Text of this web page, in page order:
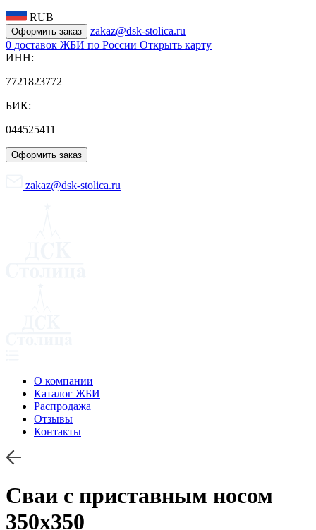
RUB
Оформить заказ
zakaz@dsk-stolica.ru
0 доставок ЖБИ по России Открыть карту
ИНН:
7721823772
БИК:
044525411
Оформить заказ
zakaz@dsk-stolica.ru
О компании
Каталог ЖБИ
Распродажа
Отзывы
Контакты
Сваи с приставным носом
350х350